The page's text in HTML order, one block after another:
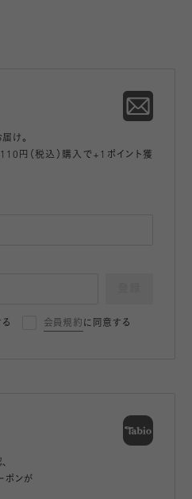
け。
円（税込）購入で+1ポイント獲
会員規約 に同意する
ポンが